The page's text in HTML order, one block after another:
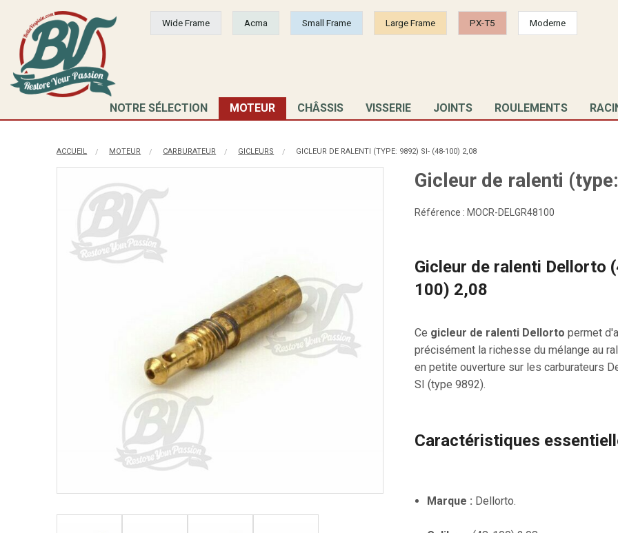
Wide Frame Acma Small Frame Large Frame PX-T5 Moderne
NOTRE SÉLECTION MOTEUR CHÂSSIS VISSERIE JOINTS ROULEMENTS
ACCUEIL MOTEUR CARBURATEUR GICLEURS GICLEUR DE RALENTI (TYPE: 9892) SI- (48-100) 2,08
Gicleur de ralenti
Référence : MOCR-DELGR48100
Gicleur de ralenti Dellorto
100) 2,08
Ce gicleur de ralenti Dellorto permet
précisément la richesse du mélange au
en petite ouverture sur les carburateurs
SI (type 9892).
Caractéristiques
Marque : Dellorto.